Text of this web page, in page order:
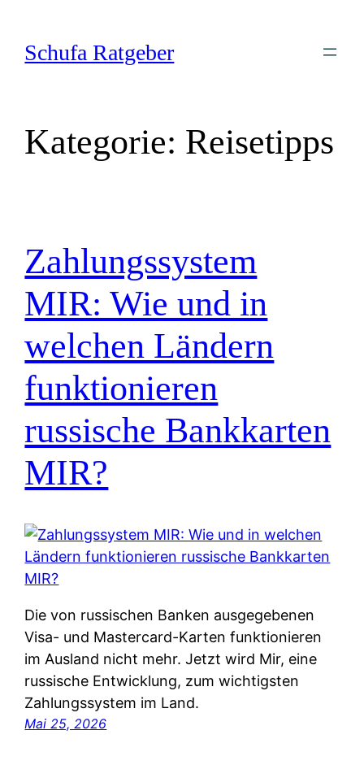
springen
Schufa Ratgeber
Kategorie: Reisetipps
Zahlungssystem
MIR: Wie und in
welchen Ländern
funktionieren
russische Bankkarten
MIR?
Die von russischen Banken ausgegebenen
Visa- und Mastercard-Karten funktionieren
im Ausland nicht mehr. Jetzt wird Mir, eine
russische Entwicklung, zum wichtigsten
Zahlungssystem im Land.
Mai 25, 2026